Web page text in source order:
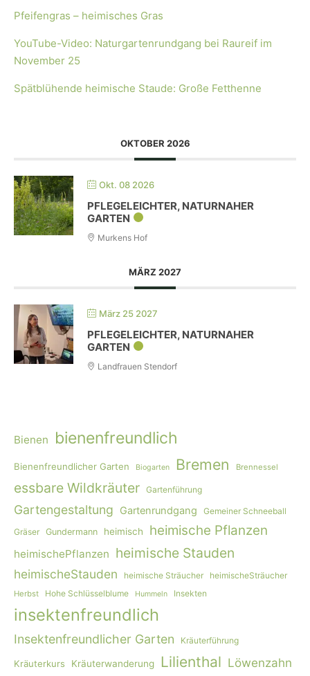
Pfeifengras – heimisches Gras
YouTube-Video: Naturgartenrundgang bei Raureif im
November 25
Spätblühende heimische Staude: Große Fetthenne
OKTOBER 2026
Okt. 08 2026
PFLEGELEICHTER, NATURNAHER
GARTEN
Murkens Hof
MÄRZ 2027
März 25 2027
PFLEGELEICHTER, NATURNAHER
GARTEN
Landfrauen Stendorf
Bienen bienenfreundlich
Bienenfreundlicher Garten Biogarten Bremen Brennessel
essbare Wildkräuter Gartenführung
Gartengestaltung Gartenrundgang
Gemeiner Schneeball
Gräser Gundermann heimisch heimische Pflanzen
heimischePflanzen heimische Stauden
heimischeStauden heimische Sträucher heimischeSträucher
Herbst Hohe Schlüsselblume Hummeln Insekten
insektenfreundlich
Insektenfreundlicher Garten Kräuterführung
Kräuterkurs Kräuterwanderung Lilienthal Löwenzahn